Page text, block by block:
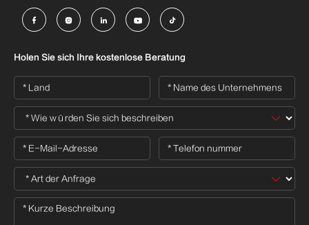
    
Holen Sie sich Ihre kostenlose Beratung